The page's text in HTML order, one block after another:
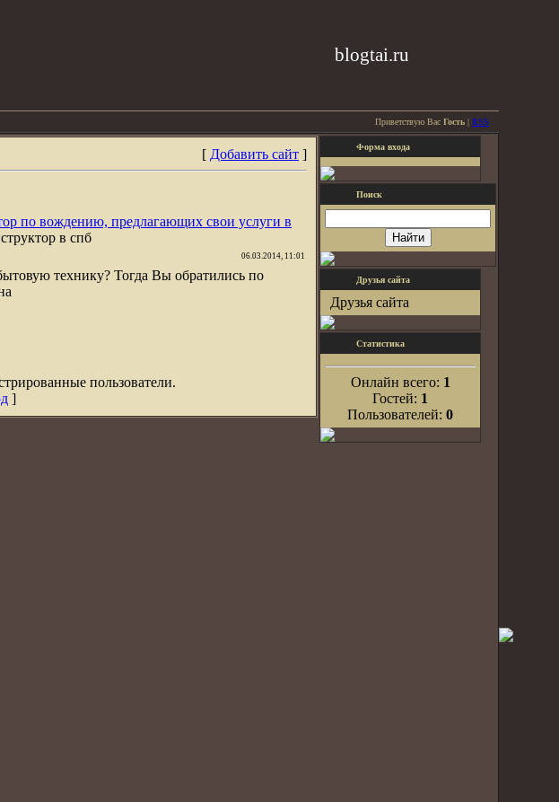
blogtai.ru
Приветствую Вас Гость | RSS
[ Добавить сайт ]
по вождению, предлагающих свои услуги в
в спб
06.03.2014, 11:01
технику? Тогда Вы обратились по
пользователи.
]
Форма входа
Поиск
Друзья сайта
Друзья сайта
Статистика
Онлайн всего: 1
Гостей: 1
Пользователей: 0